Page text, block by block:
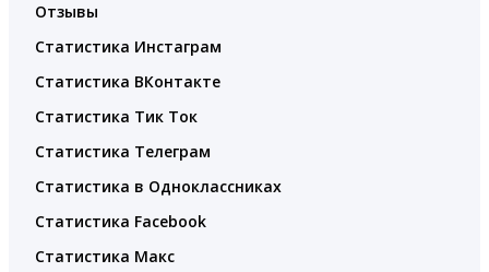
Отзывы
Статистика Инстаграм
Статистика ВКонтакте
Статистика Тик Ток
Статистика Телеграм
Статистика в Одноклассниках
Статистика Facebook
Статистика Макс